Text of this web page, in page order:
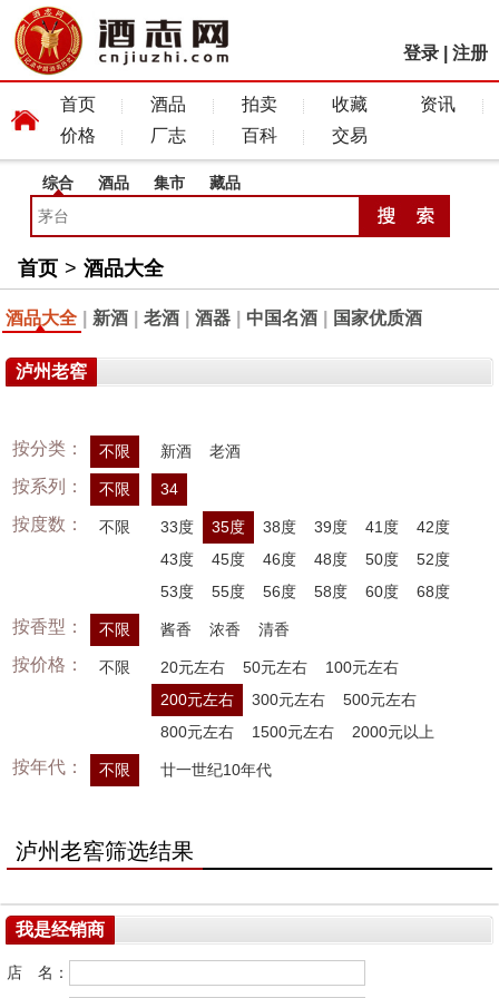
登录 注册
首页 酒品 拍卖 收藏
资讯
价格
厂志 百科 交易
综合 酒品 集市 藏品
首页 > 酒品大全
酒品大全 新酒 老酒 酒器 中国名酒 国家优质酒
泸州老窖
按分类： 不限 新酒 老酒
按系列： 不限 34
按度数： 不限 33度 35度 38度 39度 41度
42度
43度
45度 46度 48度 50度
52度
53度
55度 56度 58度 60度 68度
按香型： 不限 酱香 浓香 清香
按价格： 不限 20元左右 50元左右
100元左右
200元左右
300元左右
500元左右
800元左右
1500元左右 2000元以上
按年代： 不限 廿一世纪10年代
泸州老窖筛选结果
我是经销商
店 名：